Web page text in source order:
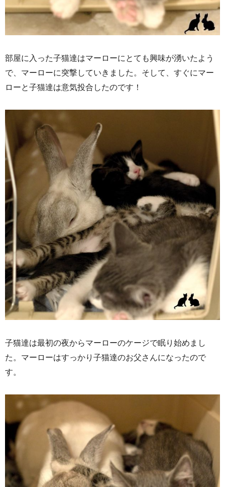
部屋に入った子猫達はマーローにとても興味が湧いたよう
で、マーローに突撃していきました。そして、すぐにマー
ローと子猫達は意気投合したのです！
子猫達は最初の夜からマーローのケージで眠り始めまし
た。マーローはすっかり子猫達のお父さんになったので
す。